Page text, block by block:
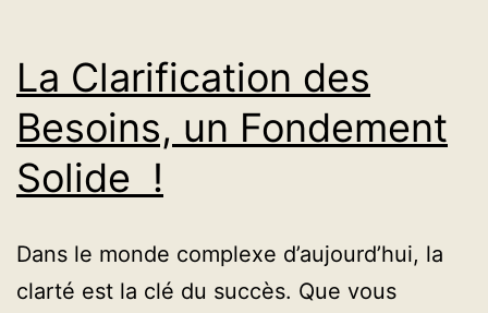
La Clarification des
Besoins, un Fondement
Solide !
Dans le monde complexe d’aujourd’hui, la
clarté est la clé du succès. Que vous